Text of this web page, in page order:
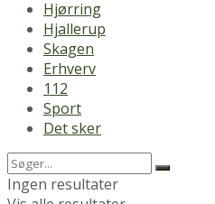
Hjørring
Hjallerup
Skagen
Erhverv
112
Sport
Det sker
Ingen resultater